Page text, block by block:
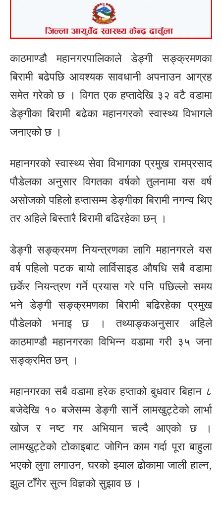
काठमाण्डौ महानगरपालिकाले डेङ्गी सङ्क्रमणका
बिरामी बढेपछि आवश्यक सावधानी अपनाउन आग्रह
समेत गरेको छ । विगत एक हप्तादेखि ३२ वटै वडामा
डेङ्गीका बिरामी बढेका महानगरको स्वास्थ्य विभागले
जनाएको छ ।
महानगरको स्वास्थ्य सेवा विभागका प्रमुख रामप्रसाद
पौडेलका अनुसार विगतका वर्षको तुलनामा यस वर्ष
असोजको पहिलो हप्तासम्म डेङ्गीका बिरामी नगन्य थिए
तर अहिले बिस्तारै बिरामी बढिरहेका छन् ।
डेङ्गी सङ्क्रमण नियन्त्रणका लागि महानगरले यस
वर्ष पहिलो पटक बायो लार्विसाइड औषधि सबै वडामा
छर्केर नियन्त्रण गर्ने प्रयास गरे पनि पछिल्लो समय
भने डेङ्गी सङ्क्रमणका बिरामी बढिरहेका प्रमुख
पौडेलको भनाइ छ । तथ्याङ्कअनुसार अहिले
काठमाण्डौ महानगरका विभिन्न वडामा गरी ३५ जना
सङ्क्रमित छन् ।
महानगरका सबै वडामा हरेक हप्ताको बुधवार बिहान ८
बजेदेखि १० बजेसम्म डेङ्गी सार्ने लामखुट्टेको लार्भा
खोज र नष्ट गर अभियान चल्दै आएको छ ।
लामखुट्टेको टोकाइबाट जोगिन काम गर्दा पूरा बाहुला
भएको लुगा लगाउन, घरको झ्याल ढोकामा जाली हाल्न,
झुल टाँगेर सुत्न विज्ञको सुझाव छ ।